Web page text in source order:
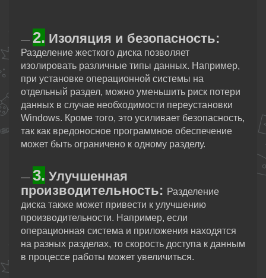
— 2. Изоляция и безопасность:
Разделение жесткого диска позволяет
изолировать различные типы данных. Например,
при установке операционной системы на
отдельный раздел, можно уменьшить риск потери
данных в случае необходимости переустановки
Windows. Кроме того, это усиливает безопасность,
так как вредоносное программное обеспечение
может быть ограничено к одному разделу.
— 3. Улучшенная
производительность: Разделение
диска также может привести к улучшению
производительности. Например, если
операционная система и приложения находятся
на разных разделах, то скорость доступа к данным
в процессе работы может увеличиться.